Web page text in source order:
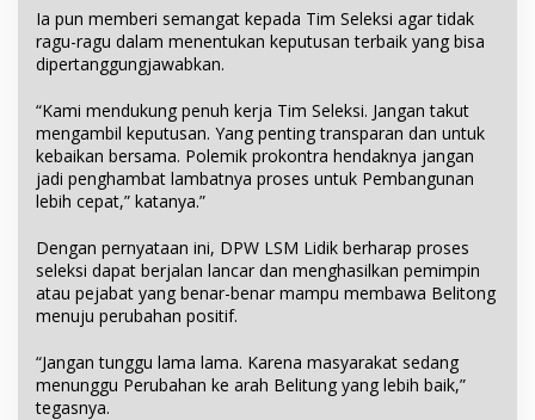
Ia pun memberi semangat kepada Tim Seleksi agar tidak
ragu-ragu dalam menentukan keputusan terbaik yang bisa
dipertanggungjawabkan.
“Kami mendukung penuh kerja Tim Seleksi. Jangan takut
mengambil keputusan. Yang penting transparan dan untuk
kebaikan bersama. Polemik prokontra hendaknya jangan
jadi penghambat lambatnya proses untuk Pembangunan
lebih cepat,” katanya.”
Dengan pernyataan ini, DPW LSM Lidik berharap proses
seleksi dapat berjalan lancar dan menghasilkan pemimpin
atau pejabat yang benar-benar mampu membawa Belitong
menuju perubahan positif.
“Jangan tunggu lama lama. Karena masyarakat sedang
menunggu Perubahan ke arah Belitung yang lebih baik,”
tegasnya.